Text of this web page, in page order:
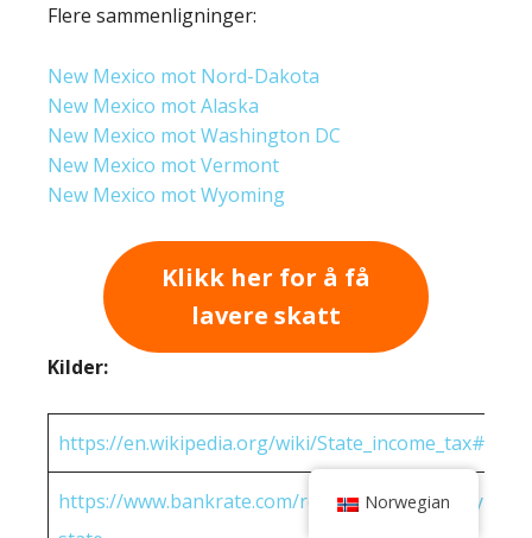
Flere sammenligninger:
New Mexico mot Nord-Dakota
New Mexico mot Alaska
New Mexico mot Washington DC
New Mexico mot Vermont
New Mexico mot Wyoming
Klikk her for å få
lavere skatt
Kilder:
https://en.wikipedia.org/wiki/
https://www.bankrate.com/real-estate/property-
Norwegian